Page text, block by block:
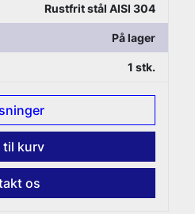
Rustfrit stål AISI 304
På lager
1 stk.
til kurv
Kontakt os